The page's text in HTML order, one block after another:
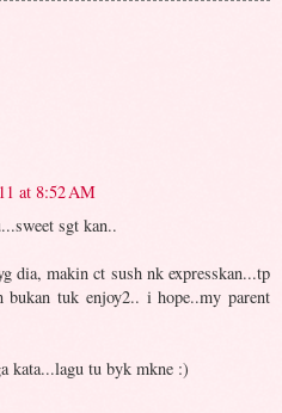
at 8:52 AM
sgt kan..
dia, makin ct sush nk expresskan...tp
tuk enjoy2.. i hope..my parent
kata...lagu tu byk mkne :)